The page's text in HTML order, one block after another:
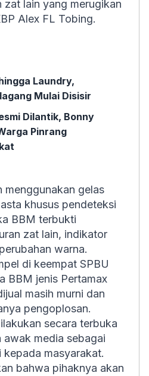
lain yang merugikan
Alex FL Tobing.
Laundry,
Mulai Disisir
Dilantik, Bonny
Pinrang
menggunakan gelas
khusus pendeteksi
BBM terbukti
zat lain, indikator
warna.
di keempat SPBU
BBM jenis Pertamax
masih murni dan
pengoplosan.
secara terbuka
awak media sebagai
masyarakat.
bahwa pihaknya akan